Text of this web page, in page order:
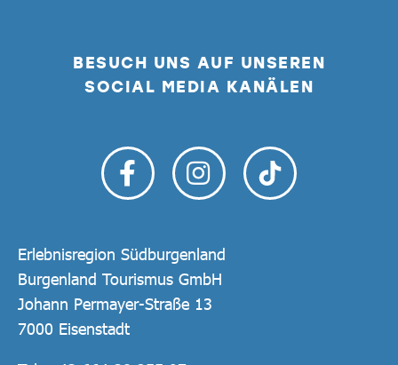
BESUCH UNS AUF UNSEREN
SOCIAL MEDIA KANÄLEN
Erlebnisregion Südburgenland
Burgenland Tourismus GmbH
Johann Permayer-Straße 13
7000 Eisenstadt